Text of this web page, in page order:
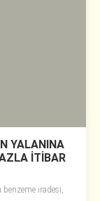
YALANINA
İTİBAR
iradesi,